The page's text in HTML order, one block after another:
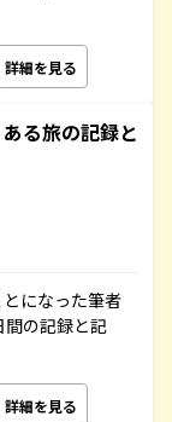
詳細を見る
る旅の記録と
になった筆者
の記録と記
詳細を見る